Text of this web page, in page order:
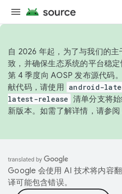
自 2026 年起，为了与我们的
致，并确保生态系统的平台稳
第 4 季度向 AOSP 发布源代码
献代码，请使用 android-
latest-release 清单分支将
新版本。如需了解详情，请参阅
Google 会使用 AI 技术将内容
译可能包含错误。